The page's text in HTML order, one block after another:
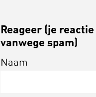
Reageer (je
vanwege spam)
Naam